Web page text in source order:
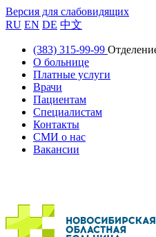
Версия для слабовидящих
RU EN DE 中文
(383) 315-99-99
О больнице
Платные услуги
Врачи
Пациентам
Специалистам
Контакты
СМИ о нас
Вакансии